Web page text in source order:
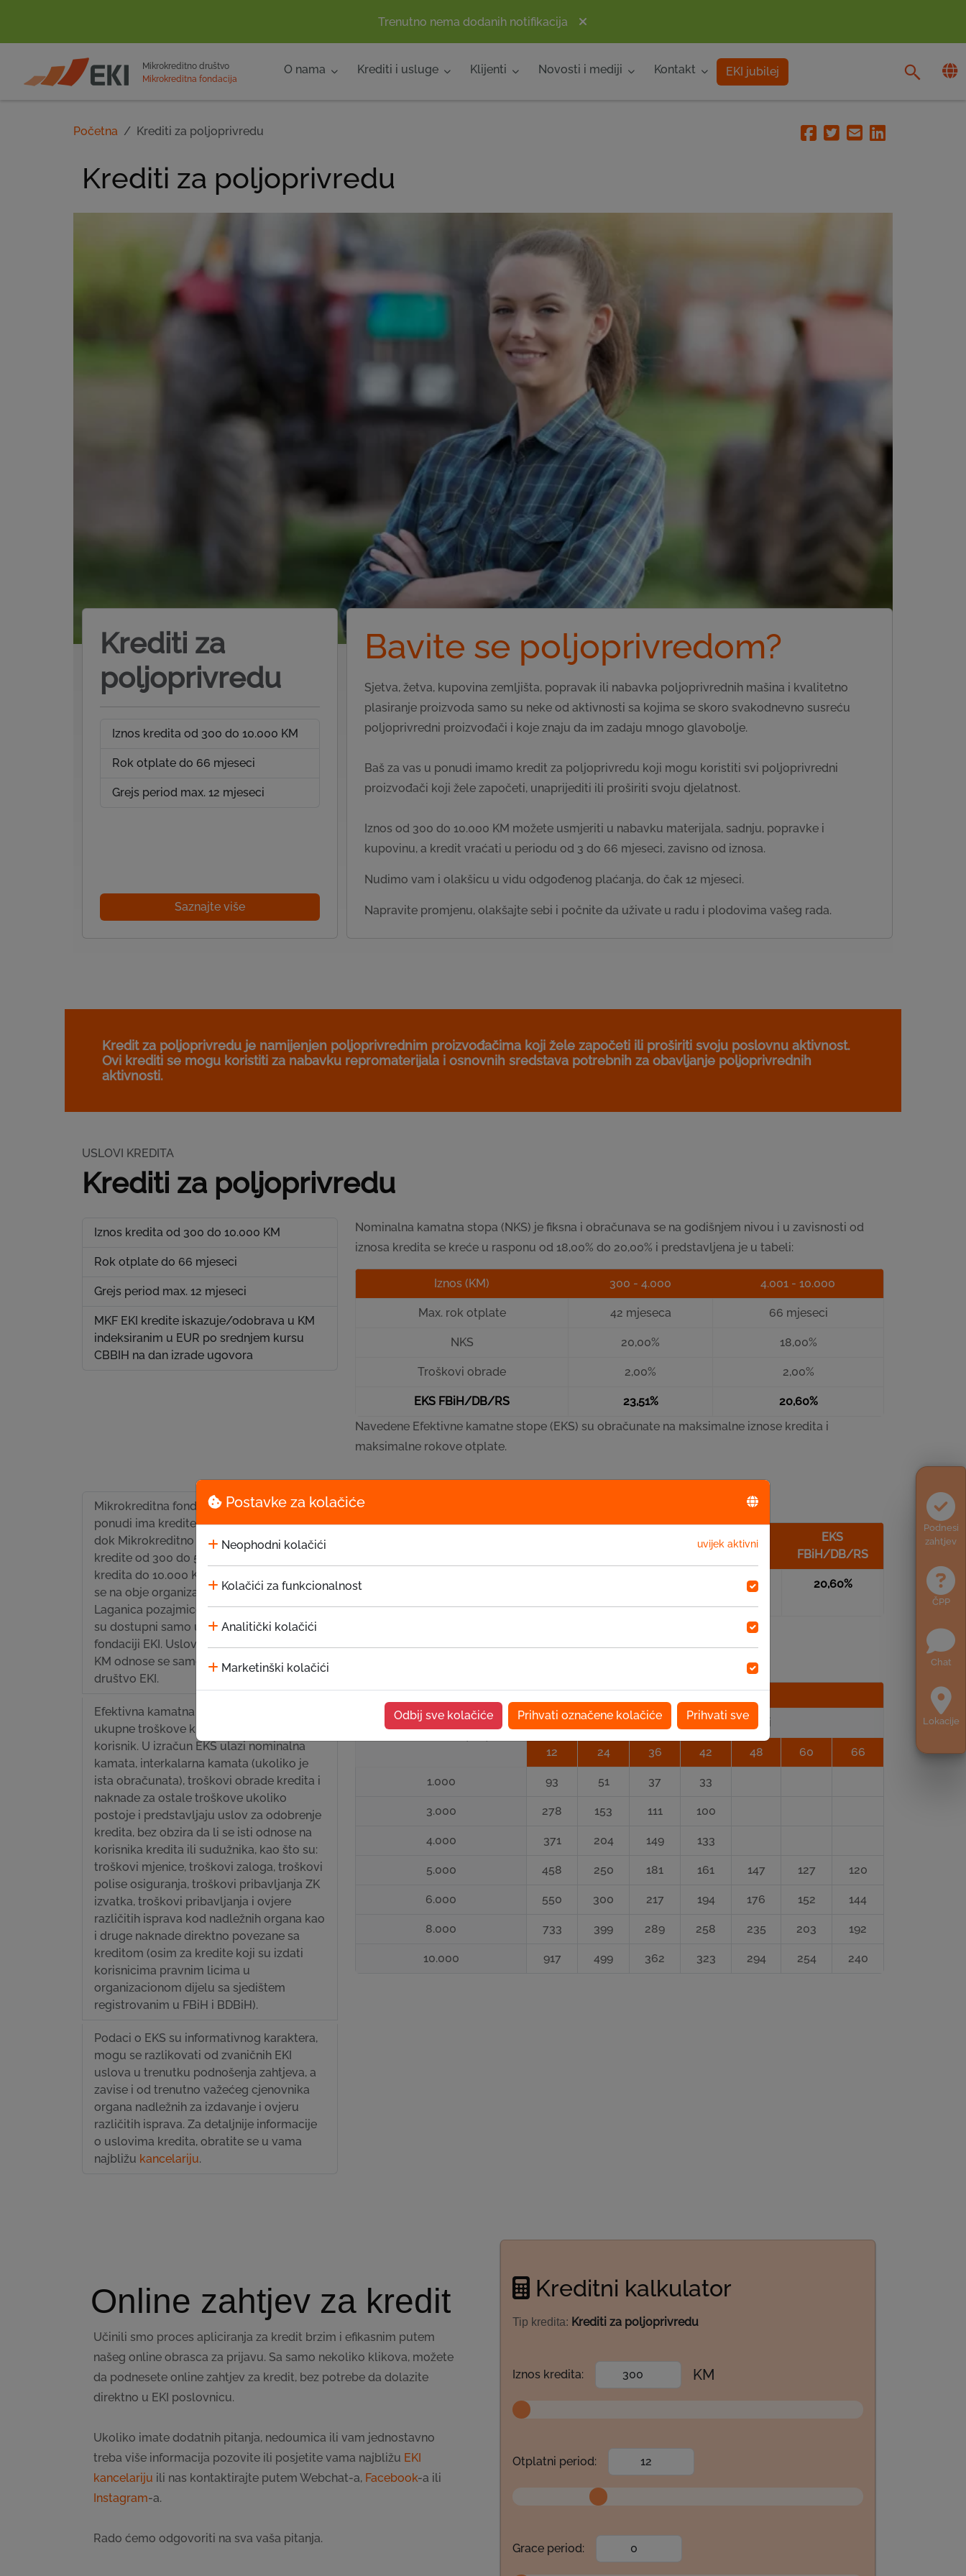
Trenutno nema dodanih notifikacija
POČETNA
Mikrokreditno društvo
Mikrokreditna fondacija
O nama Krediti i usluge Klijenti Novosti i mediji Kontakt EKI jubilej
Podnesi
zahtjev
ČPP
Chat
Lokacije
Postavke za kolačiće
Neophodni kolačići uvijek aktivni
Kolačići za funkcionalnost
Analitički kolačići
Marketinški kolačići
Odbij sve kolačiće Prihvati označene kolačiće Prihvati sve
Početna Krediti za poljoprivredu Facebook
TwitterEmailLinkedin
Krediti za poljoprivredu
Krediti za
poljoprivredu
Iznos kredita od 300 do 10.000 KM
Rok otplate do 66 mjeseci
Grejs period max. 12 mjeseci
Saznajte više
Bavite se poljoprivredom?
Sjetva, žetva, kupovina zemljišta, popravak ili nabavka poljoprivrednih mašina i kvalitetno
plasiranje proizvoda samo su neke od aktivnosti sa kojima se skoro svakodnevno susreću
poljoprivredni proizvođači i koje znaju da im zadaju mnogo glavobolje.
Baš za vas u ponudi imamo kredit za poljoprivredu koji mogu koristiti svi poljoprivredni
proizvođači koji žele započeti, unaprijediti ili proširiti svoju djelatnost.
Iznos od 300 do 10.000 KM možete usmjeriti u nabavku materijala, sadnju, popravke i
kupovinu, a kredit vraćati u periodu od 3 do 66 mjeseci, zavisno od iznosa.
Nudimo vam i olakšicu u vidu odgođenog plaćanja, do čak 12 mjeseci.
Napravite promjenu, olakšajte sebi i počnite da uživate u radu i plodovima vašeg rada.
Kredit za poljoprivredu je namijenjen poljoprivrednim proizvođačima koji žele započeti ili proširiti svoju poslovnu aktivnost.
Ovi krediti se mogu koristiti za nabavku repromaterijala i osnovnih sredstava potrebnih za obavljanje poljoprivrednih
aktivnosti.
USLOVI KREDITA
Krediti za poljoprivredu
Iznos kredita od 300 do 10.000 KM
Rok otplate do 66 mjeseci
Grejs period max. 12 mjeseci
MKF EKI kredite iskazuje/odobrava u KM
indeksiranim u EUR po srednjem kursu
CBBIH na dan izrade ugovora
Nominalna kamatna stopa (NKS) je fiksna i obračunava se na godišnjem nivou i u zavisnosti od
iznosa kredita se kreće u rasponu od 18,00% do 20,00% i predstavljena je u tabeli:
Iznos (KM) 300 - 4.000 4.001 - 10.000
Max. rok otplate 42 mjeseca 66 mjeseci
NKS 20,00% 18,00%
Troškovi obrade 2,00% 2,00%
EKS FBiH/DB/RS 23,51%
20,60%
Navedene Efektivne kamatne stope (EKS) su obračunate na maksimalne iznose kredita i
maksimalne rokove otplate.
Mikrokreditna fondacija EKI u svojoj
ponudi ima kredite od 300 do 10.000 KM,
dok Mikrokreditno društvo EKI nudi
kredite od 300 do 50.000 KM. Svi uslovi
kredita do 10.000 KM su identični i odnose
se na obje organizacije, osim uslova
Laganica pozajmice i Startup kredita koji
su dostupni samo u Mikrokreditnoj
fondaciji EKI. Uslovi kredita preko 10.000
KM odnose se samo na Mikrokreditno
društvo EKI.
Efektivna kamatna stopa predstavlja
ukupne troškove kredita koje plaća
korisnik. U izračun EKS ulazi nominalna
kamata, interkalarna kamata (ukoliko je
ista obračunata), troškovi obrade kredita i
naknade za ostale troškove ukoliko
postoje i predstavljaju uslov za odobrenje
kredita, bez obzira da li se isti odnose na
korisnika kredita ili sudužnika, kao što su:
troškovi mjenice, troškovi zaloga, troškovi
polise osiguranja, troškovi pribavljanja ZK
izvatka, troškovi pribavljanja i ovjere
različitih isprava kod nadležnih organa kao
i druge naknade direktno povezane sa
kreditom (osim za kredite koji su izdati
korisnicima pravnim licima u
organizacionom dijelu sa sjedištem
registrovanim u FBiH i BDBiH).
Podaci o EKS su informativnog karaktera,
mogu se razlikovati od zvaničnih EKI
uslova u trenutku podnošenja zahtjeva, a
zavise i od trenutno važećeg cjenovnika
organa nadležnih za izdavanje i ovjeru
različitih isprava. Za detaljnije informacije
o uslovima kredita, obratite se u vama
najbližu kancelariju.
Primjer obračuna Efektivne kamatne stope (EKS):
Troškovi
EKS
FBiH/DB/RS
2,00% 20,60%
Krediti za poljoprivredu
Period otplate / mjeseci
12 24 36 42 48 60 66
1.000 93 51 37 33
3.000 278 153 111 100
4.000 371 204 149 133
5.000 458 250 181 161 147 127 120
6.000 550 300 217 194 176 152 144
8.000 733 399 289 258 235 203 192
10.000 917 499 362 323 294 254 240
Online zahtjev za kredit
Učinili smo proces apliciranja za kredit brzim i efikasnim putem
našeg online obrasca za prijavu. Sa samo nekoliko klikova, možete
da podnesete online zahtjev za kredit, bez potrebe da dolazite
direktno u EKI poslovnicu.
Ukoliko imate dodatnih pitanja, nedoumica ili vam jednostavno
treba više informacija pozovite ili posjetite vama najbližu EKI
kancelariju ili nas kontaktirajte putem Webchat-a, Facebook-a ili
Instagram-a.
Rado ćemo odgovoriti na sva vaša pitanja.
Kreditni kalkulator
Tip kredita: Krediti za poljoprivredu
Iznos kredita: KM
Otplatni period:
Grace period: